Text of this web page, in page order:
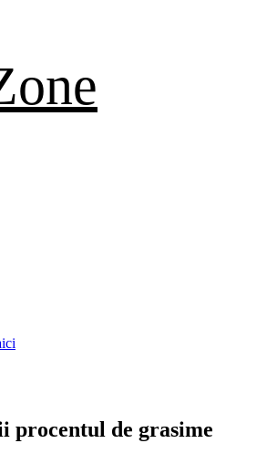
procentul de grasime